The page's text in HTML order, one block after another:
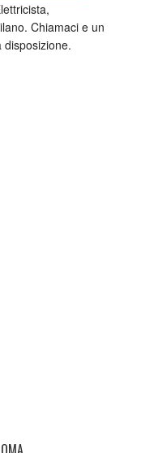
Chiamaci e un